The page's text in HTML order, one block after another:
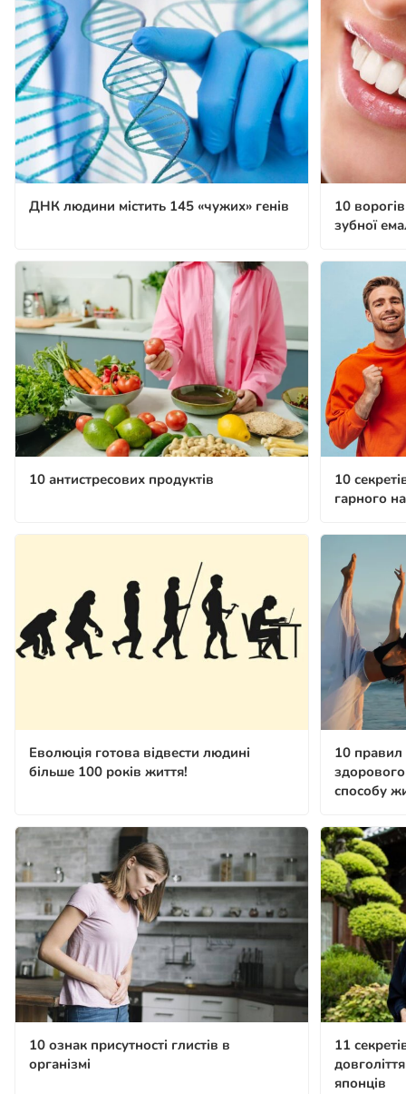
ДНК людини містить 145 «чужих» генів
10 ворогів
зубної
10 антистресових продуктів
10
гарного
Еволюція готова відвести людині
більше 100 років життя!
10 правил
здорового
способу
10 ознак присутності глистів в
організмі
11
довголіття
японців